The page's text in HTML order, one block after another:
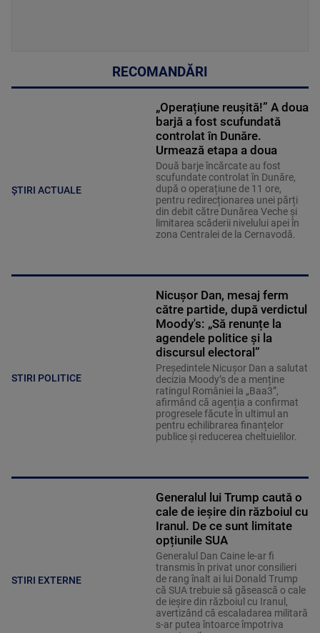
RECOMANDĂRI
ȘTIRI ACTUALE
„Operațiune reușită!” A doua
barjă a fost scufundată
controlat în Dunăre.
Urmează etapa a doua
Două barje încărcate au fost
scufundate controlat în Dunăre,
după o operațiune de 11 ore,
pentru redirecționarea unei părți
din debit către Dunărea Veche și
limitarea scăderii nivelului apei în
zona Centralei de la Cernavodă.
STIRI POLITICE
Nicușor Dan, mesaj ferm
către partide, după verdictul
Moody's: „Să renunțe la
agendele politice şi la
discursul electoral”
Președintele Nicușor Dan a salutat
decizia Moody’s de a menține
ratingul României la „Baa3”,
afirmând că agenția a confirmat
progresele făcute în ultimul an
pentru echilibrarea finanțelor
publice și reducerea cheltuielilor.
STIRI EXTERNE
Generalul lui Trump caută o
cale de ieșire din războiul cu
Iranul. De ce sunt limitate
opțiunile SUA
Generalul Dan Caine le-ar fi
transmis în privat unor consilieri
de rang înalt ai lui Donald Trump
că SUA trebuie să găsească o cale
de ieșire din războiul cu Iranul,
avertizând că escaladarea militară
s-ar putea întoarce împotriva